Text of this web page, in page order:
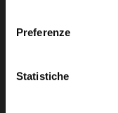
Preferenze
Statistiche